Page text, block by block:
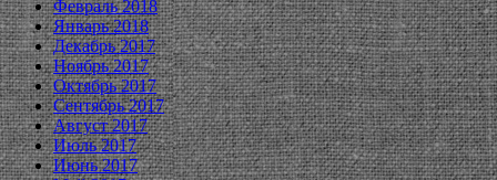
Февраль 2018
Январь 2018
Декабрь 2017
Ноябрь 2017
Октябрь 2017
Сентябрь 2017
Август 2017
Июль 2017
Июнь 2017